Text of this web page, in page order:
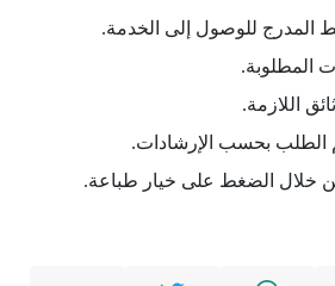
المدرج للوصول إلى الخدمة.
المطلوبة.
اللازمة.
الطلب بحسب الإرشادات.
خلال الضغط على خيار طباعة.